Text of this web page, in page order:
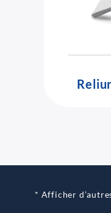
* Afficher